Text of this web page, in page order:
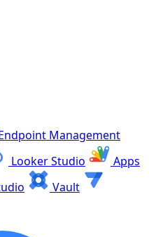
Management
Looker Studio
Apps
Vault